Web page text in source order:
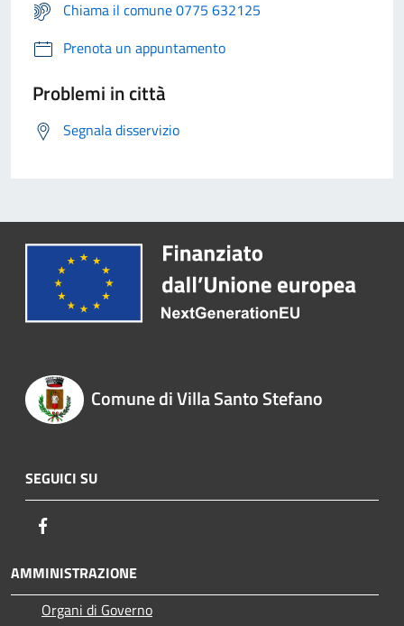
Chiama il comune 0775 632125
Prenota un appuntamento
Problemi in città
Segnala disservizio
Comune di Villa Santo Stefano
SEGUICI SU
AMMINISTRAZIONE
Organi di Governo